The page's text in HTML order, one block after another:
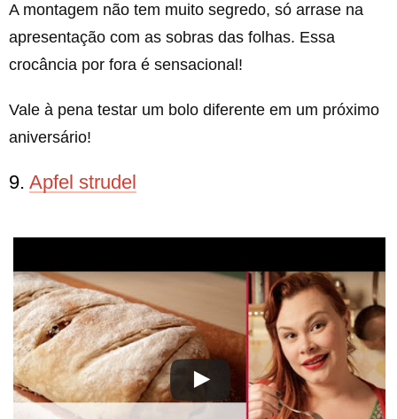
A montagem não tem muito segredo, só arrase na
apresentação com as sobras das folhas. Essa
crocância por fora é sensacional!
Vale à pena testar um bolo diferente em um próximo
aniversário!
9. Apfel strudel